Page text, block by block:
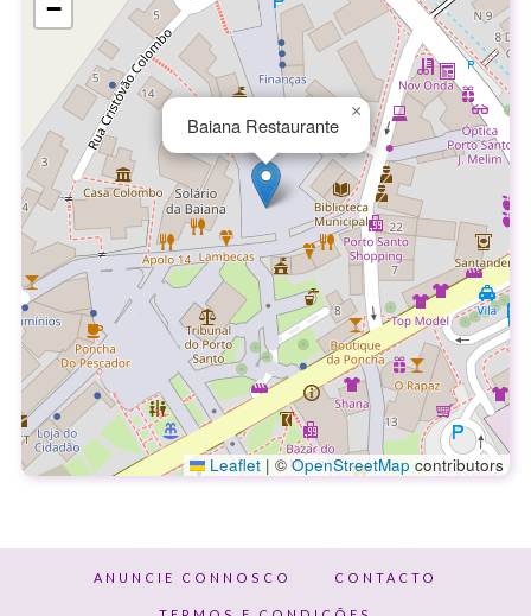
Baiana Restaurante
×
−
Leaflet | ©OpenStreetMap contributors
ANUNCIE CONNOSCO CONTACTO